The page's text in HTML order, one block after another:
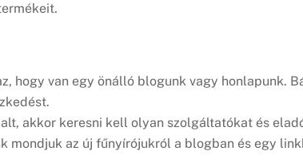
hogy van egy önálló blogunk vagy honlapunk.
akkor keresni kell olyan szolgáltatókat és
mondjuk az új fűnyírójukról a blogban és egy